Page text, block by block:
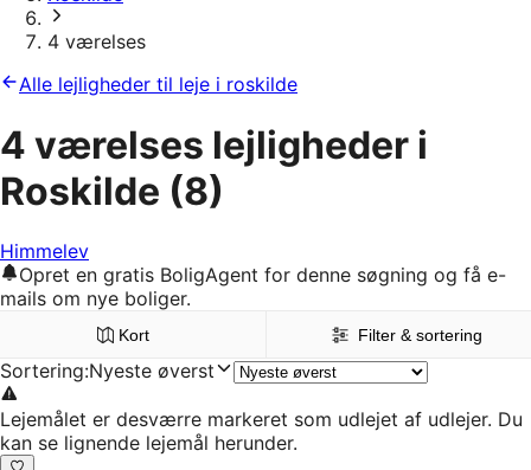
4 værelses
Alle lejligheder til leje i roskilde
4 værelses lejligheder i
Roskilde (8)
Himmelev
Opret en gratis BoligAgent for denne søgning og få e-
mails om nye boliger.
Kort Filter & sortering
Sortering:Nyeste øverst
Lejemålet er desværre markeret som udlejet af udlejer. Du
kan se lignende lejemål herunder.